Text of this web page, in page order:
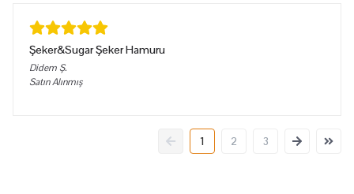
Şeker&Sugar Şeker Hamuru
Didem Ş.
Satın Alınmış
1 2 3